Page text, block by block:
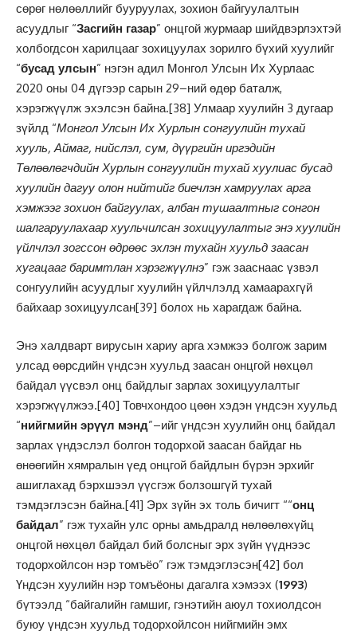
сөрөг нөлөөллийг бууруулах, зохион байгуулалтын
асуудлыг “Засгийн газар” онцгой журмаар шийдвэрлэхтэй
холбогдсон харилцааг зохицуулах зорилго бүхий хуулийг
“бусад улсын” нэгэн адил Монгол Улсын Их Хурлаас
2020 оны 04 дүгээр сарын 29–ний өдөр баталж,
хэрэгжүүлж эхэлсэн байна.[38] Улмаар хуулийн 3 дугаар
зүйлд “Монгол Улсын Их Хурлын сонгуулийн тухай
хууль, Аймаг, нийслэл, сум, дүүргийн иргэдийн
Төлөөлөгчдийн Хурлын сонгуулийн тухай хуулиас бусад
хуулийн дагуу олон нийтийг биечлэн хамруулах арга
хэмжээг зохион байгуулах, албан тушаалтныг сонгон
шалгаруулахаар хуульчилсан зохицуулалтыг энэ хуулийн
үйлчлэл зогссон өдрөөс эхлэн тухайн хуульд заасан
хугацааг баримтлан хэрэгжүүлнэ” гэж зааснаас үзвэл
сонгуулийн асуудлыг хуулийн үйлчлэлд хамаарахгүй
байхаар зохицуулсан[39] болох нь харагдаж байна.
Энэ халдварт вирусын хариу арга хэмжээ болгож зарим
улсад өөрсдийн үндсэн хуульд заасан онцгой нөхцөл
байдал үүсвэл онц байдлыг зарлах зохицуулалтыг
хэрэгжүүлжээ.[40] Товчхондоо цөөн хэдэн үндсэн хуульд
“нийгмийн эрүүл мэнд”–ийг үндсэн хуулийн онц байдал
зарлах үндэслэл болгон тодорхой заасан байдаг нь
өнөөгийн хямралын үед онцгой байдлын бүрэн эрхийг
ашиглахад бэрхшээл үүсгэж болзошгүй тухай
тэмдэглэсэн байна.[41] Эрх зүйн эх толь бичигт ““онц
байдал” гэж тухайн улс орны амьдралд нөлөөлөхүйц
онцгой нөхцөл байдал бий болсныг эрх зүйн үүднээс
тодорхойлсон нэр томъёо” гэж тэмдэглэсэн[42] бол
Үндсэн хуулийн нэр томъёоны дагалга хэмээх (1993)
бүтээлд “байгалийн гамшиг, гэнэтийн аюул тохиолдсон
буюу үндсэн хуульд тодорхойлсон нийгмийн эмх